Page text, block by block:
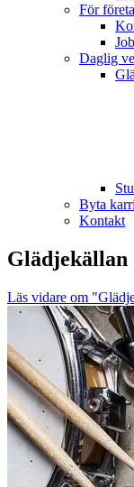
För
Daglig
Byta
Kontakt
Glädjekällan
Läs vidare om